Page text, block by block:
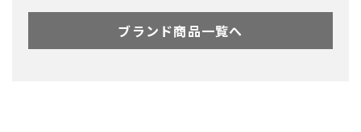
ブランド商品一覧へ